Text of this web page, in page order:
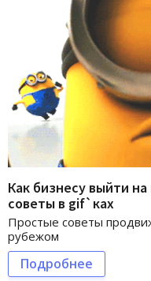
Как бизнесу выйти
советы в gif`ках
Простые советы
рубежом
Подробнее